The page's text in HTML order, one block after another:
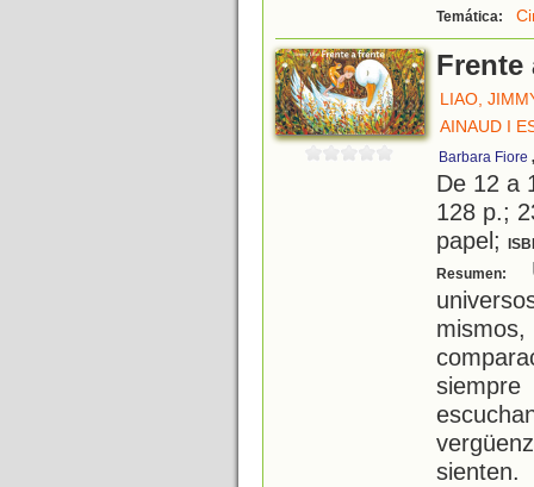
Temática:
Frente
LIAO,
AINAUD I
Barbara Fiore
De 12 a
128 p.;
papel;
Resumen:
sienten.